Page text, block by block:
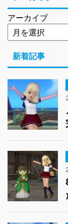
アーカイブ
新着記事